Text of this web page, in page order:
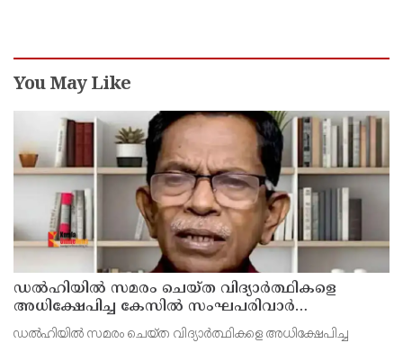
You May Like
ഡൽഹിയിൽ സമരം ചെയ്ത വിദ്യാർത്ഥികളെ
അധിക്ഷേപിച്ച കേസില്‍ സംഘപരിവാർ
സഹയാത്രികൻ ടി ജി മോഹന്‍ദാസ് കസ്റ്റഡിയിൽ
ഡല്‍ഹിയില്‍ സമരം ചെയ്ത വിദ്യാര്‍ത്ഥികളെ അധിക്ഷേപിച്ച